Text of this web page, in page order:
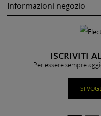
Informazioni negozio
ISCRIVITI
Per essere sempre
SI